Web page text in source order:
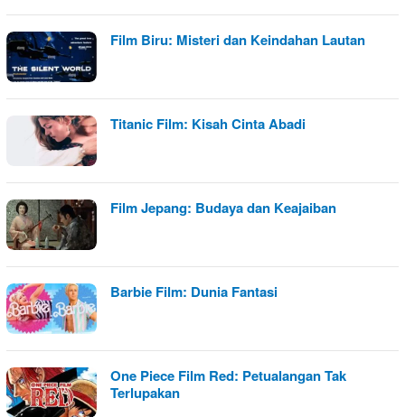
Film Biru: Misteri dan Keindahan Lautan
Titanic Film: Kisah Cinta Abadi
Film Jepang: Budaya dan Keajaiban
Barbie Film: Dunia Fantasi
One Piece Film Red: Petualangan Tak
Terlupakan